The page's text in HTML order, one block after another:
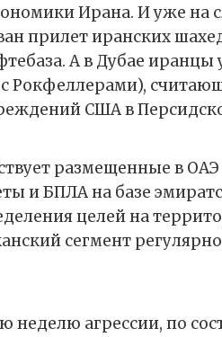
Ирана. И уже
прилет иранских
А в Дубае
с Рокфеллерами),
США в
размещенные в
и БПЛА на базе
целей на
сегмент
неделю агрессии, по